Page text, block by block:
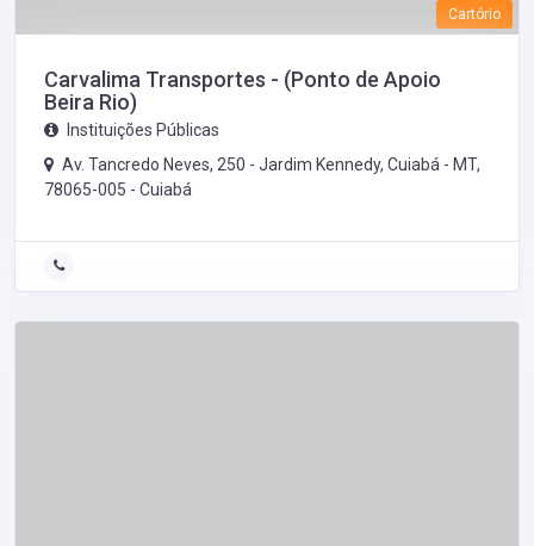
Cartório
Carvalima Transportes - (Ponto de Apoio
Beira Rio)
Instituições Públicas
Av. Tancredo Neves, 250 - Jardim Kennedy, Cuiabá - MT,
78065-005 - Cuiabá